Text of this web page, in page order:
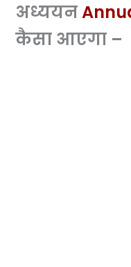
अध्ययन
कैसा आएगा –